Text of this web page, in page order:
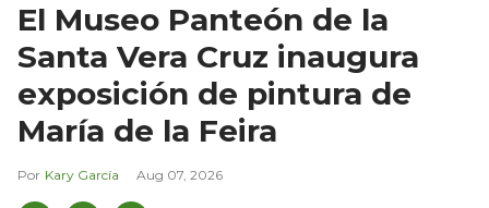
El Museo Panteón de la
Santa Vera Cruz inaugura
exposición de pintura de
María de la Feira
Kary García Aug 07, 2026